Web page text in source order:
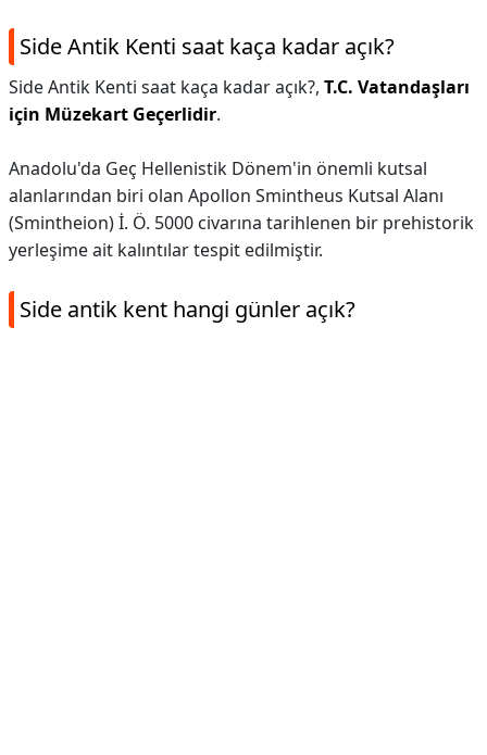
Side Antik Kenti saat kaça kadar açık?
Side Antik Kenti saat kaça kadar açık?, T.C. Vatandaşları
için Müzekart Geçerlidir.
Anadolu'da Geç Hellenistik Dönem'in önemli kutsal
alanlarından biri olan Apollon Smintheus Kutsal Alanı
(Smintheion) İ. Ö. 5000 civarına tarihlenen bir prehistorik
yerleşime ait kalıntılar tespit edilmiştir.
Side antik kent hangi günler açık?